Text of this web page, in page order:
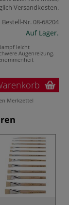
Versandkosten.
Bestell-Nr.08-68204
Auf Lager.
leicht
Augenreizung.
Merkzettel